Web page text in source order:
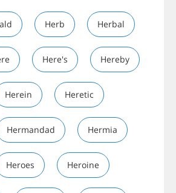
Herb Herbal
Here's Hereby
Herein Heretic
Hermandad Hermia
Heroes Heroine